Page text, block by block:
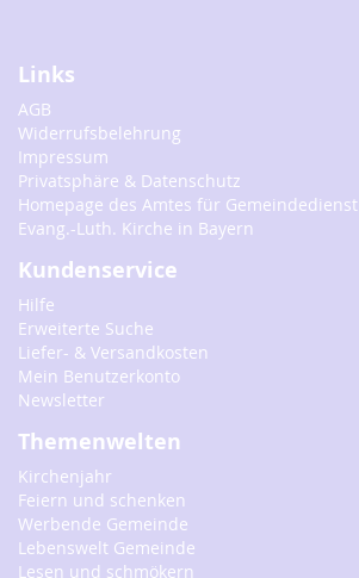
Links
AGB
Widerrufsbelehrung
Impressum
Privatsphäre & Datenschutz
Homepage des Amtes für Gemeindedienst
Evang.-Luth. Kirche in Bayern
Kundenservice
Hilfe
Erweiterte Suche
Liefer- & Versandkosten
Mein Benutzerkonto
Newsletter
Themenwelten
Kirchenjahr
Feiern und schenken
Werbende Gemeinde
Lebenswelt Gemeinde
Lesen und schmökern